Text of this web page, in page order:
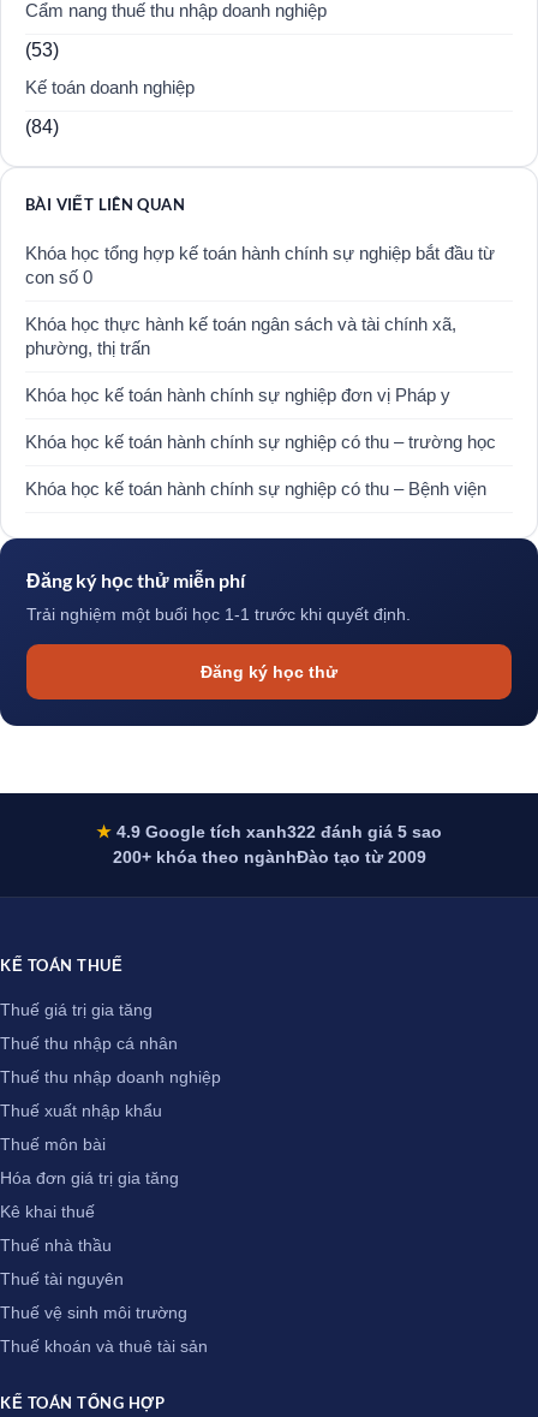
Cẩm nang thuế thu nhập doanh nghiệp
(53)
Kế toán doanh nghiệp
(84)
BÀI VIẾT LIÊN QUAN
Khóa học tổng hợp kế toán hành chính sự nghiệp bắt đầu từ
con số 0
Khóa học thực hành kế toán ngân sách và tài chính xã,
phường, thị trấn
Khóa học kế toán hành chính sự nghiệp đơn vị Pháp y
Khóa học kế toán hành chính sự nghiệp có thu – trường học
Khóa học kế toán hành chính sự nghiệp có thu – Bệnh viện
Đăng ký học thử miễn phí
Trải nghiệm một buổi học 1-1 trước khi quyết định.
Đăng ký học thử
★ 4.9 Google tích xanh322 đánh giá 5 sao
200+ khóa theo ngànhĐào tạo từ 2009
KẾ TOÁN THUẾ
Thuế giá trị gia tăng
Thuế thu nhập cá nhân
Thuế thu nhập doanh nghiệp
Thuế xuất nhập khẩu
Thuế môn bài
Hóa đơn giá trị gia tăng
Kê khai thuế
Thuế nhà thầu
Thuế tài nguyên
Thuế vệ sinh môi trường
Thuế khoán và thuê tài sản
KẾ TOÁN TỔNG HỢP